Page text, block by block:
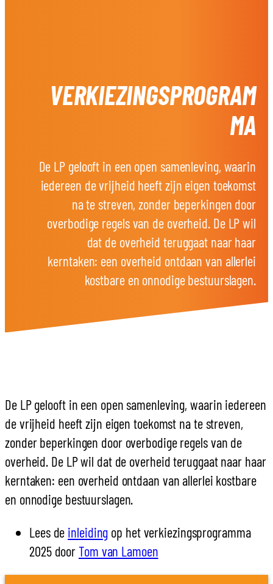
VERKIEZINGSPROGRAM
MA
De LP gelooft in een open samenleving, waarin
iedereen de vrijheid heeft zijn eigen toekomst
na te streven, zonder beperkingen door
overbodige regels van de overheid. De LP wil
dat de overheid teruggaat naar haar
kerntaken: een overheid ontdaan van allerlei
kostbare en onnodige bestuurslagen.
De LP gelooft in een open samenleving, waarin iedereen
de vrijheid heeft zijn eigen toekomst na te streven,
zonder beperkingen door overbodige regels van de
overheid. De LP wil dat de overheid teruggaat naar haar
kerntaken: een overheid ontdaan van allerlei kostbare
en onnodige bestuurslagen.
Lees de inleiding op het verkiezingsprogramma
2025 doorTom van Lamoen